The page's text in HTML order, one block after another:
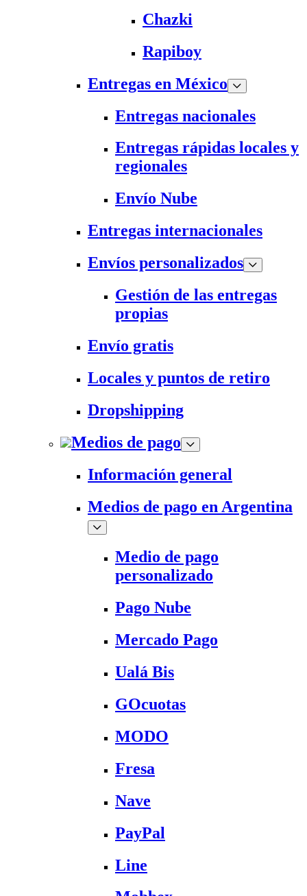
Chazki
Rapiboy
Entregas en México
Entregas nacionales
Entregas rápidas locales y
regionales
Envío Nube
Entregas internacionales
Envíos personalizados
Gestión de las entregas
propias
Envío gratis
Locales y puntos de retiro
Dropshipping
Medios de pago
Información general
Medios de pago en Argentina
Medio de pago
personalizado
Pago Nube
Mercado Pago
Ualá Bis
GOcuotas
MODO
Fresa
Nave
PayPal
Line